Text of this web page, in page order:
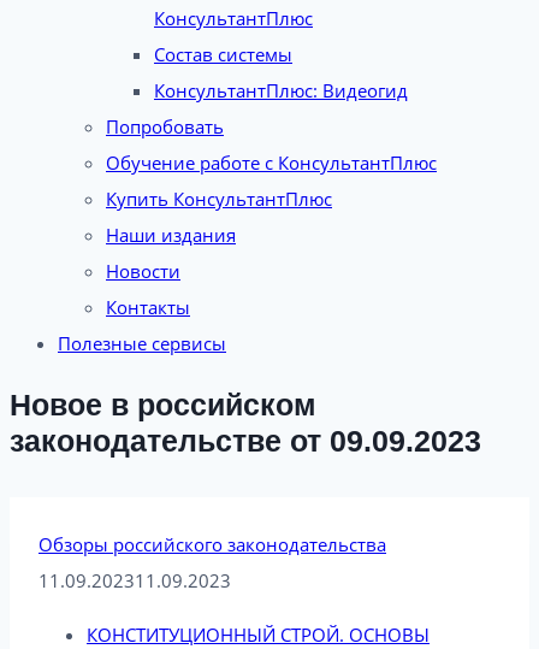
КонсультантПлюс
Состав системы
КонсультантПлюс: Видеогид
Попробовать
Обучение работе с КонсультантПлюс
Купить КонсультантПлюс
Наши издания
Новости
Контакты
Полезные сервисы
Новое в российском
законодательстве от 09.09.2023
Обзоры российского законодательства
11.09.202311.09.2023
КОНСТИТУЦИОННЫЙ СТРОЙ. ОСНОВЫ